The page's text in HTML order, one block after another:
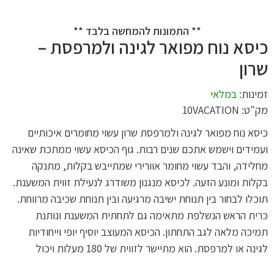
** התמונות להמחשה בלבד **
כיסא נוח מפואר לגינה ולמרפסת –
שרון
זמינות: במלאי
מק"ט: 10VACATION
כיסא נוח מפואר לגינה ולמרפסת שרון עשוי מחומרים איכותיים
ועמידים וישמש אתכם שנים רבות. גוף הכיסא עשוי ממתכת שאינה
מחלידה, והבד עשוי מחומר אוורירי שמתייבש בקלות, מתנקה
בקלות ומונע הזעה. לכיסא מנגנון משודרג לנעילת זווית המשענת.
תוכלו לבחור בין תנוחת ישיבה מרגיעה ובין תנוחת שכיבה מרווחת.
כרית הראש הנשלפת מתאימה גם לתחתית המשענת ונותנת
תמיכה מלאה לגב התחתון. הכיסא המעוצב יוסיף יופי וייחודיות
לגינה או למרפסת. הוא מתיישר לזווית של 180 מעלות ויכול